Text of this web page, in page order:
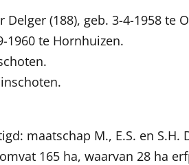
(188), geb. 3-4-1958 te
1960 te Hornhuizen.
maatschap M., E.S. en
165 ha, waarvan 28 ha